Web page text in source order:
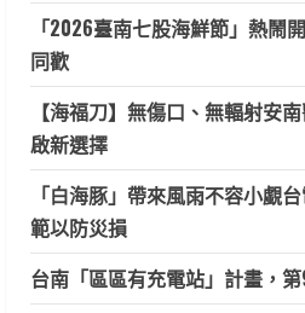
「2026臺南七股海鮮節」熱鬧
同歡
【海福刀】無傷口、無輻射安
啟新選擇
「白海豚」帶來風雨不容小覷
範以防災損
台南「區區有充電站」計畫，